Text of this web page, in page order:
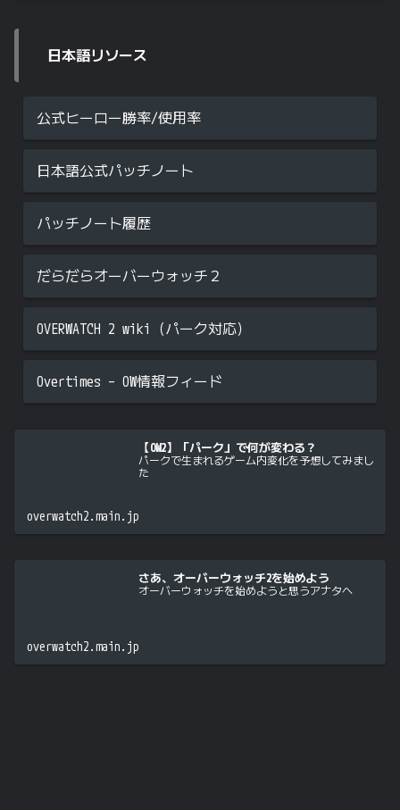
日本語リソース
公式ヒーロー勝率/使用率
日本語公式パッチノート
パッチノート履歴
だらだらオーバーウォッチ２
OVERWATCH 2 wiki（パーク対応）
Overtimes – OW情報フィード
【OW2】「パーク」で何が変わる？
パークで生まれるゲーム内変化を予想してみまし
た
overwatch2.main.jp
さあ、オーバーウォッチ2を始めよう
オーバーウォッチを始めようと思うアナタへ
overwatch2.main.jp